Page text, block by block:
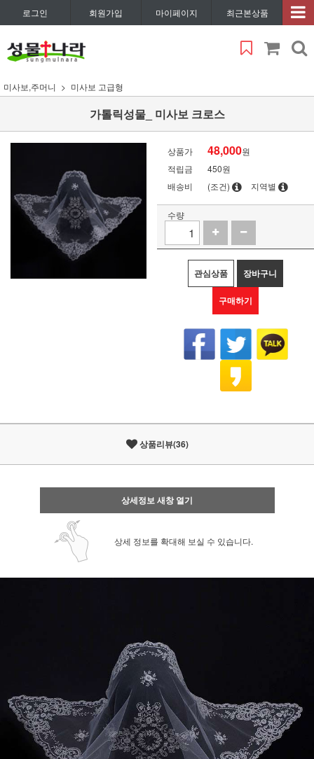
로그인 회원가입 마이페이지 최근본상품
미사보,주머니 미사보 고급형
가톨릭성물_ 미사보 크로스
상품가 48,000원
적립금
450원
배송비
(조건) 지역별
수량
관심상품 장바구니
구매하기
상품리뷰(36)
상세정보 새창 열기
상세 정보를 확대해 보실 수 있습니다.